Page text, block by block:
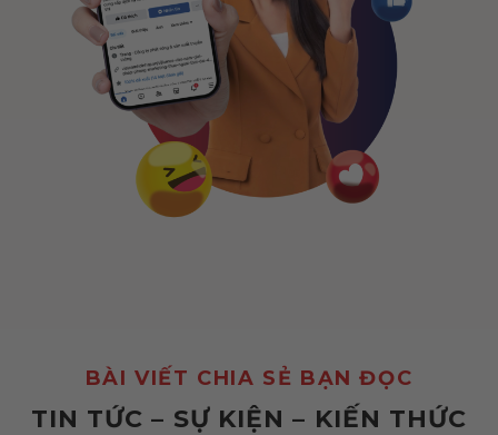
BÀI VIẾT CHIA SẺ BẠN ĐỌC
TIN TỨC – SỰ KIỆN – KIẾN THỨC